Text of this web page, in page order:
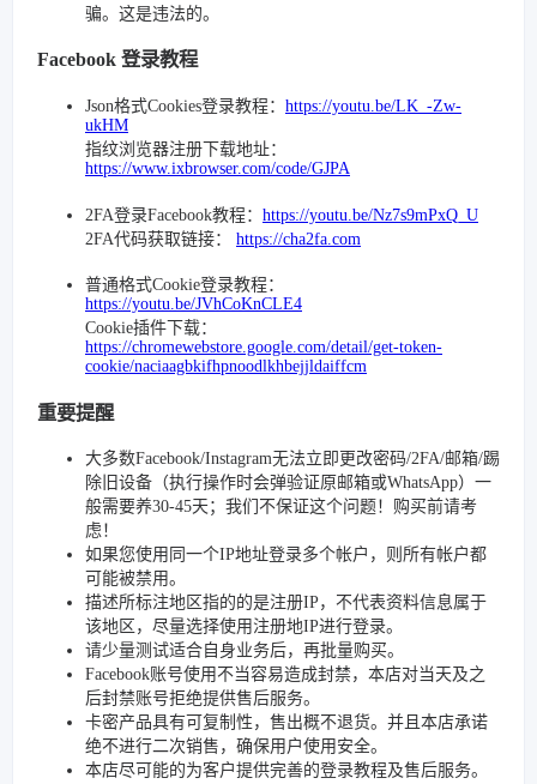
骗。这是违法的。
Facebook 登录教程
Json格式Cookies登录教程： https://youtu.be/LK_-Zw-
ukHM
指纹浏览器注册下载地址：
https://www.ixbrowser.com/code/GJPA
2FA登录Facebook教程： https://youtu.be/Nz7s9mPxQ_U
2FA代码获取链接： https://cha2fa.com
普通格式Cookie登录教程：
https://youtu.be/JVhCoKnCLE4
Cookie插件下载：
https://chromewebstore.google.com/detail/get-token-
cookie/naciaagbkifhpnoodlkhbejjldaiffcm
重要提醒
大多数Facebook/Instagram无法立即更改密码/2FA/邮箱/踢
除旧设备（执行操作时会弹验证原邮箱或WhatsApp）一
般需要养30-45天；我们不保证这个问题！购买前请考
虑！
如果您使用同一个IP地址登录多个帐户，则所有帐户都
可能被禁用。
描述所标注地区指的的是注册IP，不代表资料信息属于
该地区，尽量选择使用注册地IP进行登录。
请少量测试适合自身业务后，再批量购买。
Facebook账号使用不当容易造成封禁，本店对当天及之
后封禁账号拒绝提供售后服务。
卡密产品具有可复制性，售出概不退货。并且本店承诺
绝不进行二次销售，确保用户使用安全。
本店尽可能的为客户提供完善的登录教程及售后服务。